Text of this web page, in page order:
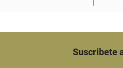
Suscribete